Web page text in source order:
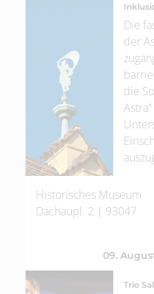
Die
der
die
Historisches Museum
Dachaupl. 2 | 93047
09.
Trio